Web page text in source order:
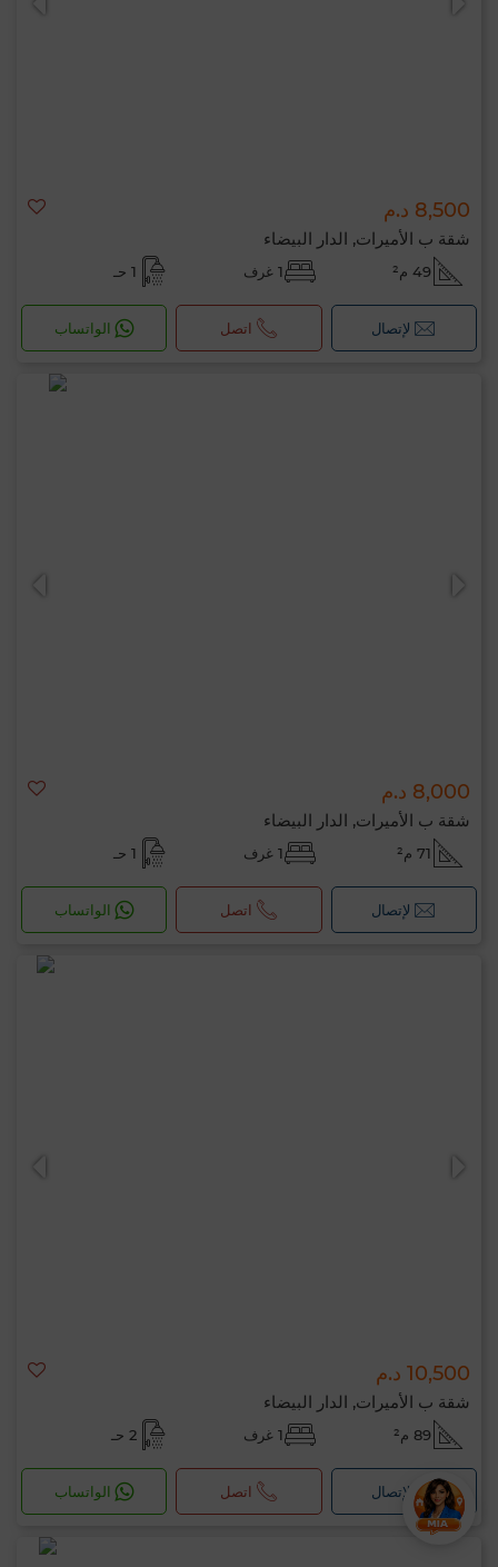
8,500 د.م
شقة ب الأميرات, الدار البيضاء
49 م² 1 غرف 1 حـ
لإتصال اتصل الواتساب
8,000 د.م
شقة ب الأميرات, الدار البيضاء
71 م² 1 غرف 1 حـ
لإتصال اتصل الواتساب
10,500 د.م
شقة ب الأميرات, الدار البيضاء
89 م² 1 غرف 2 حـ
لإتصال اتصل الواتساب